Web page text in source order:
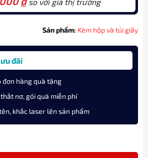
Sản phẩm: Kèm hộp và túi giấy
đãi
đơn hàng quà tặng
nơ, gói quà miễn phí
khắc laser lên sản phẩm